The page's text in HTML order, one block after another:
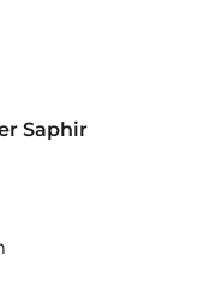
Saphir